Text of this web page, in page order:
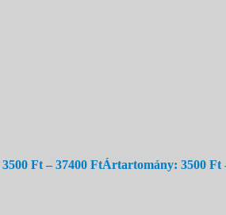
3500 Ft – 37400 FtÁrtartomány: 3500 Ft